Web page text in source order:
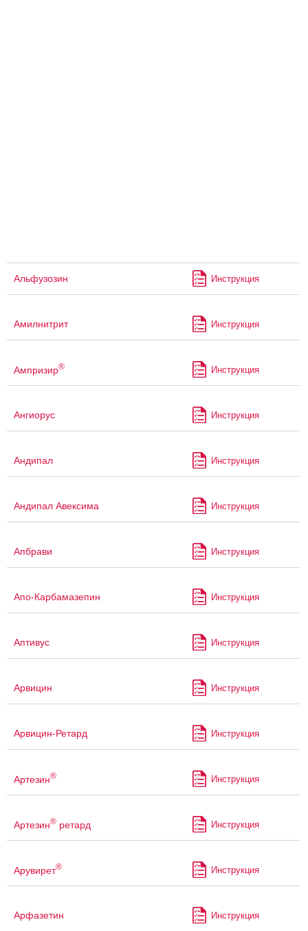
Альфузозин Инструкция
Амилнитрит Инструкция
Ампризир® Инструкция
Ангиорус Инструкция
Андипал Инструкция
Андипал Авексима Инструкция
Апбрави Инструкция
Апо-Карбамазепин Инструкция
Аптивус Инструкция
Арвицин Инструкция
Арвицин-Ретард Инструкция
Артезин® Инструкция
Артезин® ретард Инструкция
Арувирет® Инструкция
Арфазетин Инструкция